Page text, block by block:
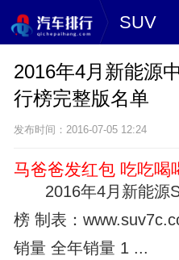
SUV
2016年4月新能源
行榜完整版名单
发布时间：2016-07-05 12:24
马爸爸发红包 吃吃喝
2016年4月新能源
榜 制表：
销量 全年销量 1 ...